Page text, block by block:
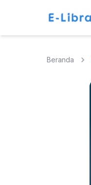
Beranda